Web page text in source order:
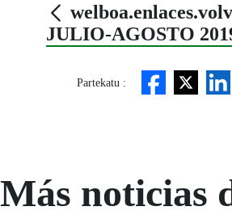
JULIO-AGOSTO
Partekatu :
Más noticias